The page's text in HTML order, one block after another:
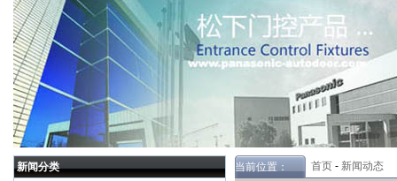
新闻分类
当前位置： 首页 - 新闻动态